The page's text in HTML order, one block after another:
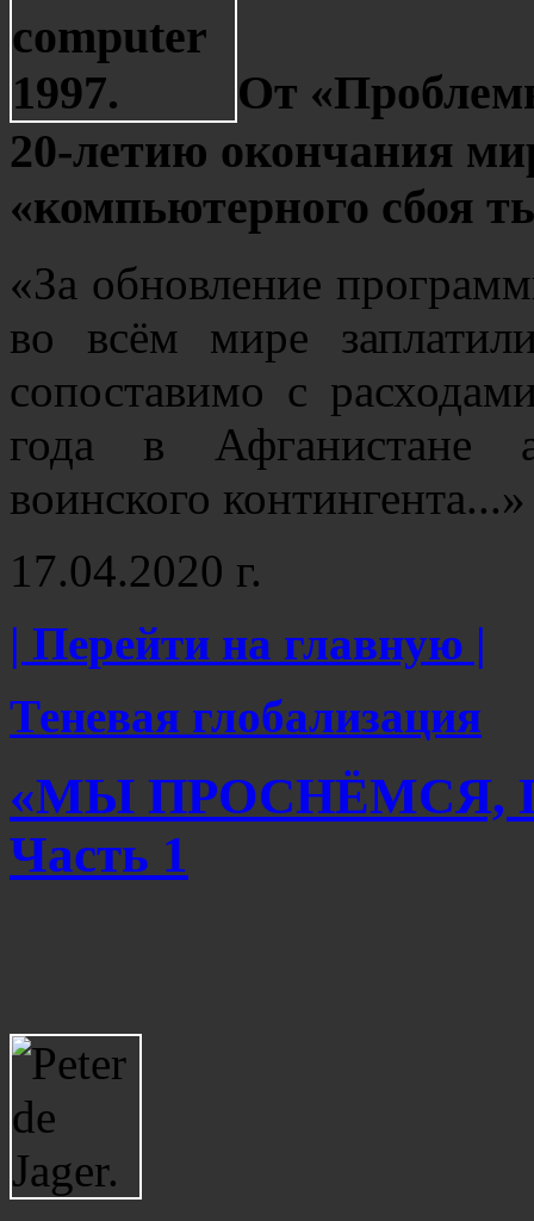
От
20-летию окончания
«компьютерного сбоя
«За обновление
во всём мире
сопоставимо с
года в Афганистане
воинского
17.04.2020 г.
| Перейти на главную |
Теневая глобализация
«МЫ ПРОСНЁМСЯ,
Часть 1